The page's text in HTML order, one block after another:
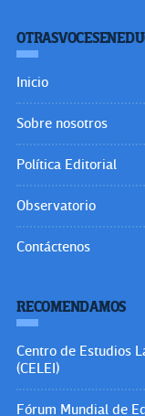
Inicio
Sobre nosotros
Política Editorial
Observatorio
Contáctenos
RECOMENDAMOS
Centro de Estudios
(CELEI)
Fórum Mundial de